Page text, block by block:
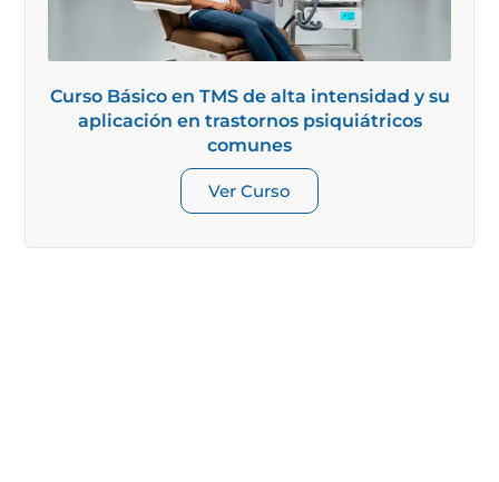
Curso Básico en TMS de alta intensidad y su
aplicación en trastornos psiquiátricos
comunes
Ver Curso